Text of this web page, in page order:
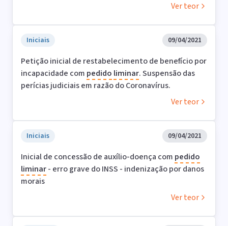
Ver teor
Iniciais 09/04/2021
Petição inicial de restabelecimento de benefício por
incapacidade com pedido liminar. Suspensão das
perícias judiciais em razão do Coronavírus.
Ver teor
Iniciais 09/04/2021
Inicial de concessão de auxílio-doença com pedido
liminar- erro grave do INSS - indenização por danos
morais
Ver teor